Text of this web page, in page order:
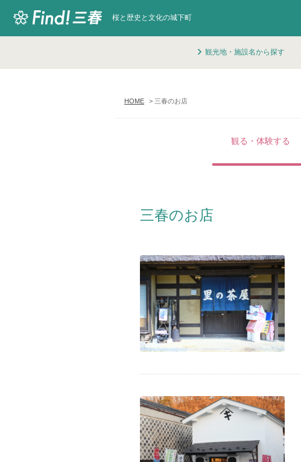
桜と歴史と文化の城下町
観光地・施設名から探す
HOME 三春のお店
観る・体験する
三春のお店